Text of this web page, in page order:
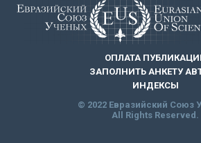
ОПЛАТА
ЗАПОЛНИТЬ АНКЕТУ
ИНДЕКСЫ
© 2022 Евразийский Союз
All Rights Reserved.